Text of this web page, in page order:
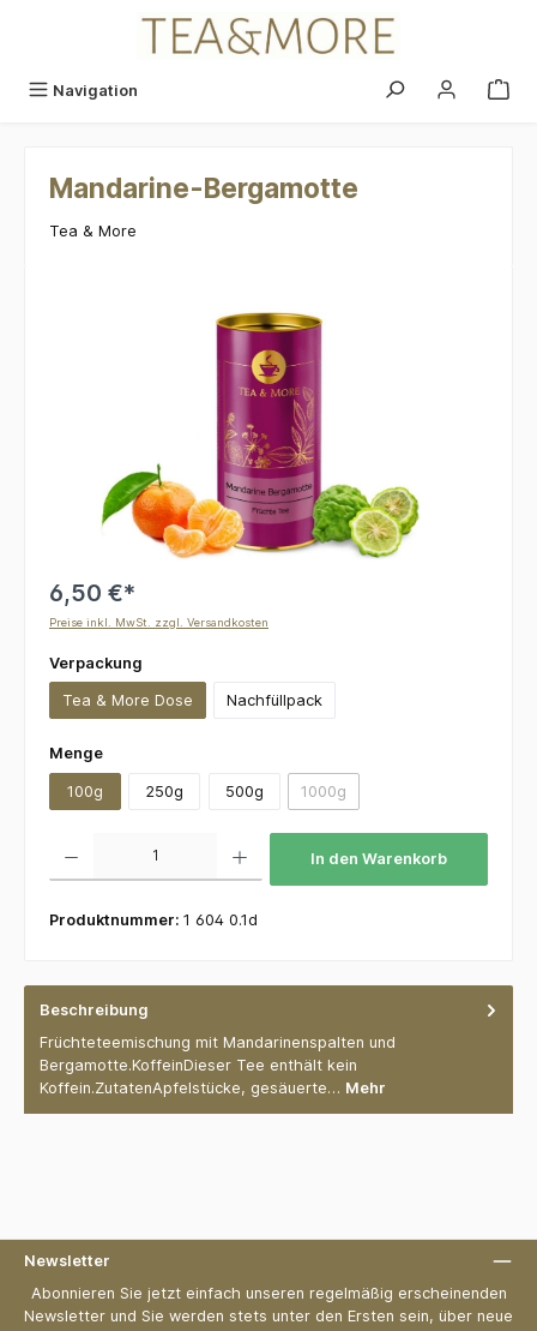
Navigation
Mandarine-Bergamotte
Tea & More
6,50 €*
Preise inkl. MwSt. zzgl. Versandkosten
Verpackung
Tea & More Dose Nachfüllpack
Mengeauswählen
100g 250g 500g 1000g(Diese Option ist zurzeit nicht
In den Warenkorb
Produktnummer: 1 604 0.1d
Beschreibung
Früchteteemischung mit Mandarinenspalten und
Bergamotte.KoffeinDieser Tee enthält kein
Koffein.ZutatenApfelstücke, gesäuerte… Mehr
Newsletter
Abonnieren Sie jetzt einfach unseren regelmäßig erscheinenden
Newsletter und Sie werden stets unter den Ersten sein, über neue